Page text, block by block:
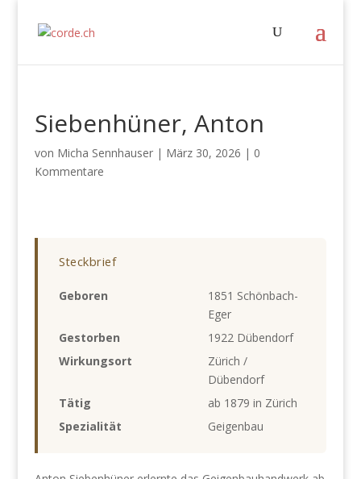
Siebenhüner, Anton
von Micha Sennhauser| März 30, 2026 | 0
Kommentare
Steckbrief
Geboren
1851 Schönbach-
Eger
Gestorben
1922 Dübendorf
Wirkungsort
Zürich /
Dübendorf
Tätig
ab 1879 in Zürich
Spezialität
Geigenbau